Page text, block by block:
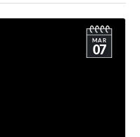
MAR
07